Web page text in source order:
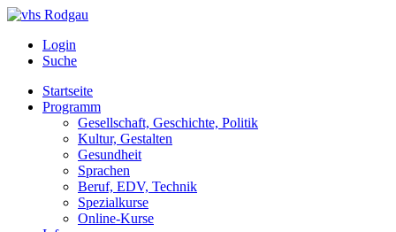
Login
Suche
Startseite
Programm
Gesellschaft, Geschichte, Politik
Kultur, Gestalten
Gesundheit
Sprachen
Beruf, EDV, Technik
Spezialkurse
Online-Kurse